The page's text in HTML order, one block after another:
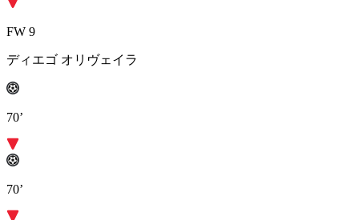
FW 9
ディエゴ オリヴェイラ
70’
70’